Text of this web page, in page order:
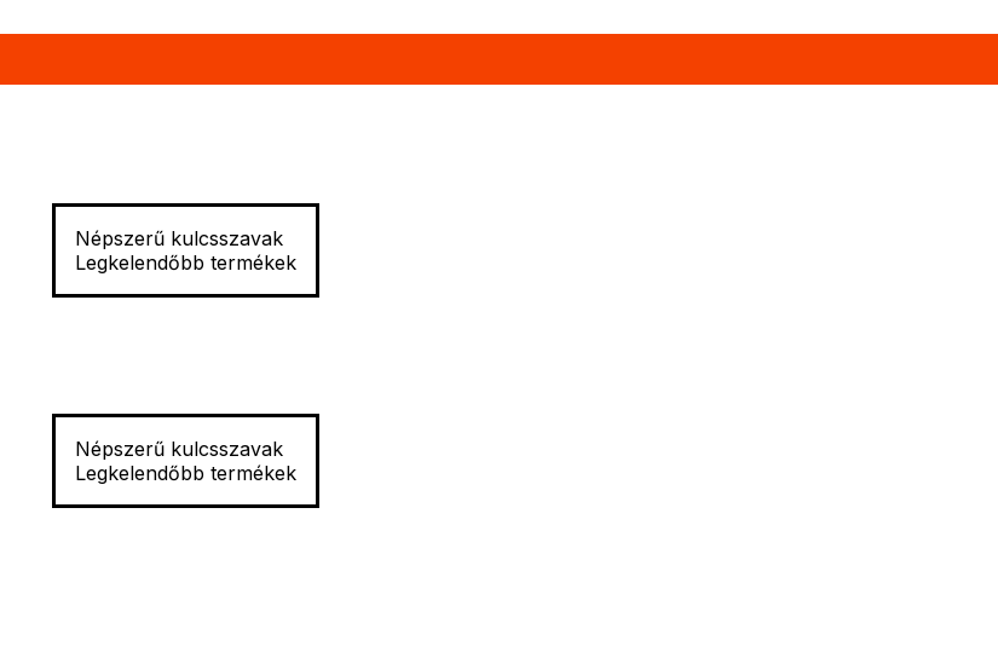
Népszerű kulcsszavak
Legkelendőbb termékek
Népszerű kulcsszavak
Legkelendőbb termékek